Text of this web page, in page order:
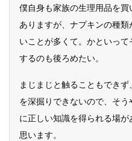
僕自身も家族の生理用品を
ありますが、ナプキンの種
いことが多くて。かといっ
するのも後ろめたい。
まじまじと触ることもでき
を深掘りできないので、そ
に正しい知識を得られる場が
思います。